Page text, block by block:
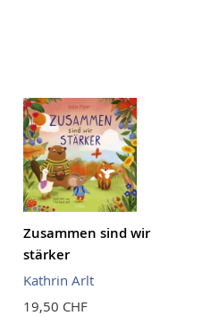
Zusammen sind wir
stärker
Kathrin Arlt
19,50 CHF